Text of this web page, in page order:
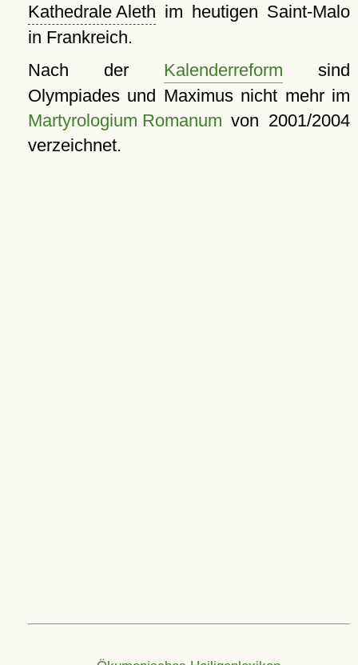
Kathedrale Aleth im heutigen Saint-Malo
in Frankreich.
Nach der Kalenderreform sind
Olympiades und Maximus nicht mehr im
Martyrologium Romanum von 2001/2004
verzeichnet.